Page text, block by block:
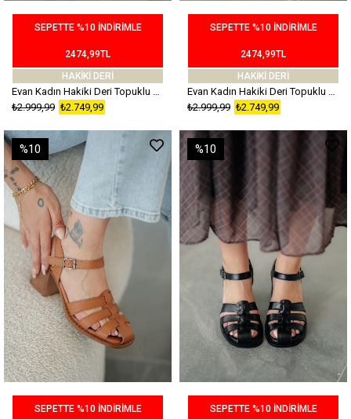
SEPETTE %10 İNDİRİMLE
2474,99TL
HAKİKİ DERİ
Evan Kadın Hakiki Deri Topuklu Sandalet Siyah
₺2.749,99
₺2.999,99
SEPETTE %10 İNDİRİMLE
2474,99TL
HAKİKİ DERİ
Evan Kadın Hakiki Deri Topuklu Sandalet Kahverengi
₺2.749,99
₺2.999,99
SEPETTE %10 İNDİRİMLE
%10
SEPETTE %10 İNDİRİMLE
%10